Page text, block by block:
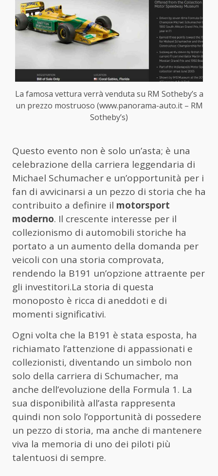
La famosa vettura verrà venduta su RM Sotheby’s a
un prezzo mostruoso (www.panorama-auto.it – RM
Sotheby’s)
Questo evento non è solo un’asta; è una
celebrazione della carriera leggendaria di
Michael Schumacher e un’opportunità per i
fan di avvicinarsi a un pezzo di storia che ha
contribuito a definire il motorsport
moderno. Il crescente interesse per il
collezionismo di automobili storiche ha
portato a un aumento della domanda per
veicoli con una storia comprovata,
rendendo la B191 un’opzione attraente per
gli investitori.La storia di questa
monoposto è ricca di aneddoti e di
momenti significativi.
Ogni volta che la B191 è stata esposta, ha
richiamato l’attenzione di appassionati e
collezionisti, diventando un simbolo non
solo della carriera di Schumacher, ma
anche dell’evoluzione della Formula 1. La
sua disponibilità all’asta rappresenta
quindi non solo l’opportunità di possedere
un pezzo di storia, ma anche di mantenere
viva la memoria di uno dei piloti più
talentuosi di sempre.